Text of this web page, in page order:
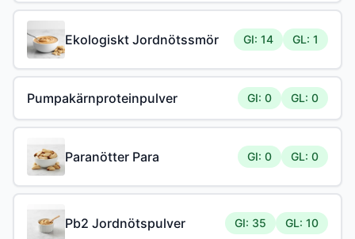
Ekologiskt Jordnötssmör GI: 14 GL: 1
Pumpakärnproteinpulver GI: 0 GL: 0
Paranötter Para GI: 0 GL: 0
Pb2 Jordnötspulver GI: 35 GL: 10